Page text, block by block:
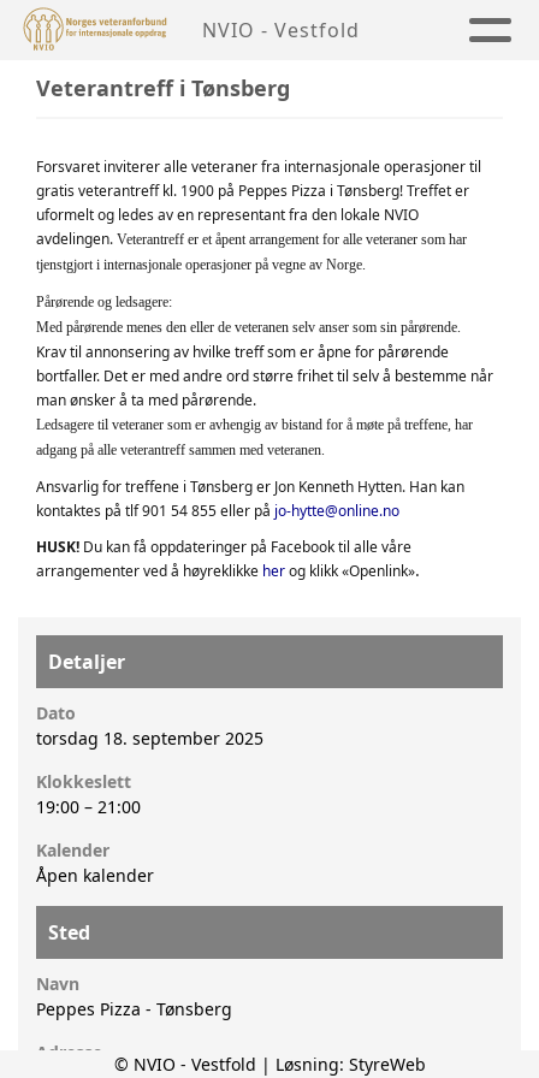
NVIO - Vestfold
Veterantreff i Tønsberg
Forsvaret inviterer alle veteraner fra internasjonale operasjoner til
gratis veterantreff kl. 1900 på Peppes Pizza i Tønsberg! Treffet er
uformelt og ledes av en representant fra den lokale NVIO
avdelingen. Veterantreff er et åpent arrangement for alle veteraner som har
tjenstgjort i internasjonale operasjoner på vegne av Norge.
Pårørende og ledsagere:
Med pårørende menes den eller de veteranen selv anser som sin pårørende.
Krav til annonsering av hvilke treff som er åpne for pårørende
bortfaller. Det er med andre ord større frihet til selv å bestemme når
man ønsker å ta med pårørende.
Ledsagere til veteraner som er avhengig av bistand for å møte på treffene, har
adgang på alle veterantreff sammen med veteranen.
Ansvarlig for treffene i Tønsberg er Jon Kenneth Hytten. Han kan
kontaktes på tlf 901 54 855 eller på jo-hytte@online.no
HUSK! Du kan få oppdateringer på Facebook til alle våre
arrangementer ved å høyreklikke herog klikk «Openlink».
Detaljer
Dato
torsdag 18. september 2025
Klokkeslett
19:00 – 21:00
Kalender
Åpen kalender
Sted
Navn
Peppes Pizza - Tønsberg
Adresse
© NVIO - Vestfold | Løsning: StyreWeb